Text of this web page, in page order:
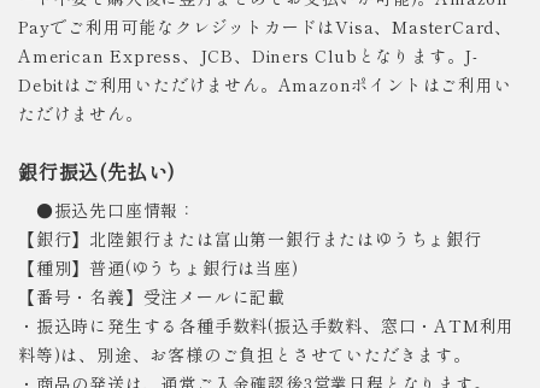
Payでご利用可能なクレジットカードはVisa、MasterCard、
American Express、JCB、Diners Clubとなります。J-
Debitはご利用いただけません。Amazonポイントはご利用い
ただけません。
銀行振込(先払い)
●振込先口座情報：
【銀行】北陸銀行または富山第一銀行またはゆうちょ銀行
【種別】普通(ゆうちょ銀行は当座)
【番号・名義】受注メールに記載
・振込時に発生する各種手数料(振込手数料、窓口・ATM利用
料等)は、別途、お客様のご負担とさせていただきます。
・商品の発送は、通常ご入金確認後3営業日程となります。